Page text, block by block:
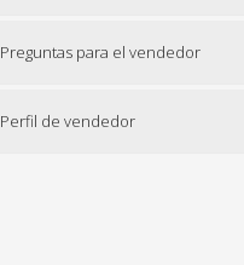
Preguntas para el vendedor
Perfil de vendedor